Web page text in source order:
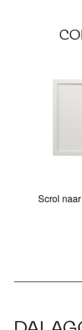
Scrol